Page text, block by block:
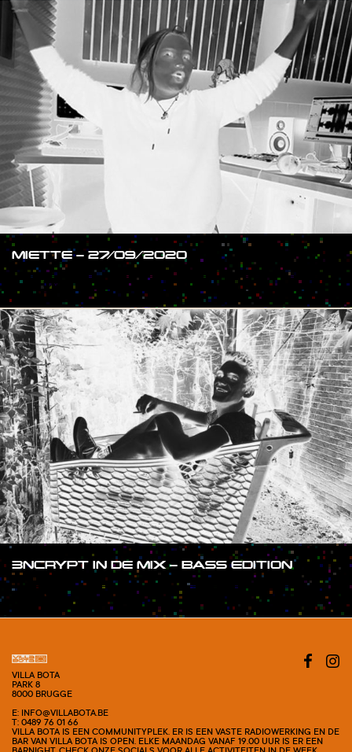
MIETTE – 27/09/2020
#SHOW
3NCRYPT IN DE MIX – BASS EDITION
#SHOW
VILLA BOTA
PARK 8
8000 BRUGGE
E: INFO@VILLABOTA.BE
T: 0489 76 01 66
VILLA BOTA IS EEN COMMUNITYPLEK. ER IS EEN VASTE RADIOWERKING EN DE
BAR VAN VILLA BOTA IS OPEN. ELKE MAANDAG VANAF 19.00 UUR IS ER EEN